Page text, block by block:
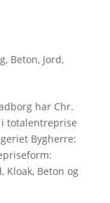
, Beton, Jord,
har Chr.
totalentreprise
Bygherre:
Kloak, Beton og